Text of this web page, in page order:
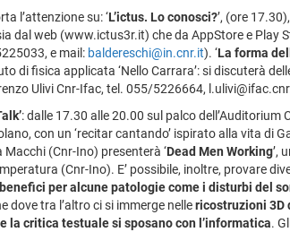
l’attenzione su: ‘L’ictus. Lo conosci?’, (ore
dal web (www.ictus3r.it) che da AppStore e Play
e mail: baldereschi@in.cnr.it). ‘La forma
di fisica applicata ‘Nello Carrara’: si discuterà
Ulivi Cnr-Ifac, tel. 055/5226664,
: dalle 17.30 alle 20.00 sul palco
con un ‘recitar cantando’ ispirato alla vita di
Macchi (Cnr-Ino) presenterà ‘Dead Men Working’,
(Cnr-Ino). E’ possibile, inoltre, provare
per alcune patologie come i disturbi del
dove tra l’altro ci si immerge nellericostruzioni 3D
la critica testuale si sposano con l’informatica.